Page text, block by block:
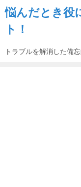
悩んだとき役
ト！
トラブルを解消した備忘